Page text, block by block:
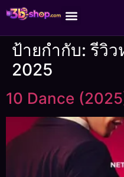
ป้ายกำกับ:รีวิว
2025
10 Dance